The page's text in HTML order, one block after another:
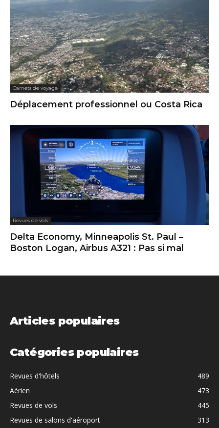
Carnets de voyage
Déplacement professionnel ou Costa Rica
Revues de vols
Delta Economy, Minneapolis St. Paul –
Boston Logan, Airbus A321 : Pas si mal
Articles populaires
Catégories populaires
Revues d'hôtels
489
Aérien
473
Revues de vols
445
Revues de salons d'aéroport
313